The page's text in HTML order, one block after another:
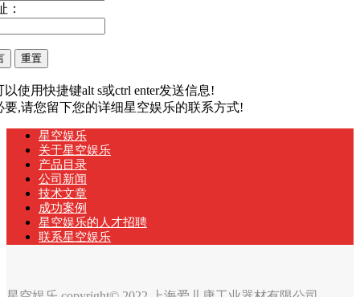
：
以使用快捷键alt s或ctrl enter发送信息!
要,请您留下您的详细星空娱乐的联系方式!
星空娱乐
关于星空娱乐
产品目录
公司新闻
技术文章
成功案例
星空娱乐的人才招聘
联系星空娱乐